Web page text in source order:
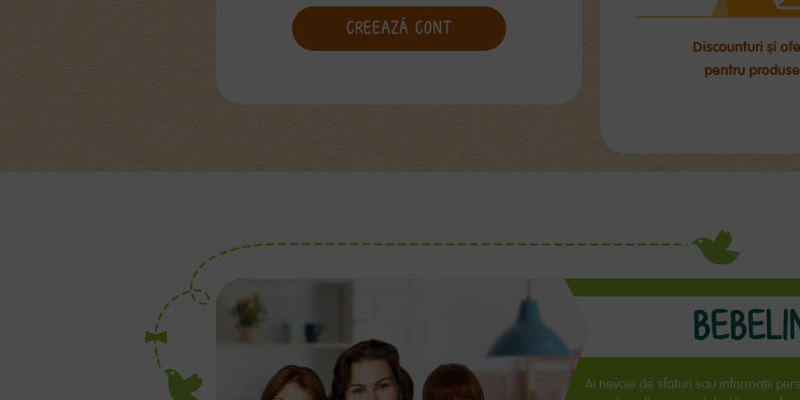
CREEAZĂ CONT
Discounturi și
pentru
Ai nevoie de sfaturi sau informaţii